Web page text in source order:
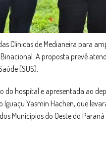
Clínicas de Medianeira para
A proposta prevê
(SUS).
hospital e apresentada ao
Iguaçu Yasmin Hachen, que
Municípios do Oeste do